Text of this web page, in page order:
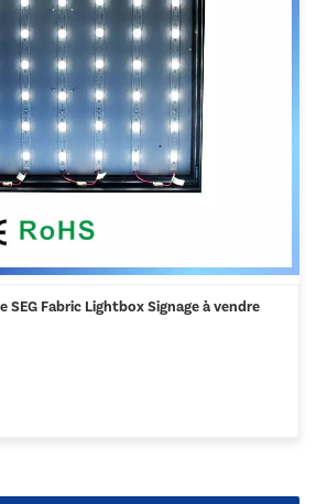
SEG Fabric Lightbox Signage à vendre